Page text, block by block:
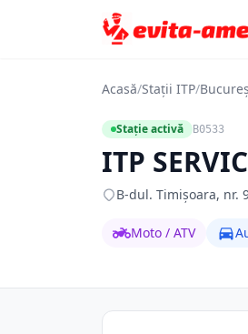
Acasă/Stații ITP/
Stație activă B0533
ITP
B-dul. Timişoara, nr.
Moto / ATV